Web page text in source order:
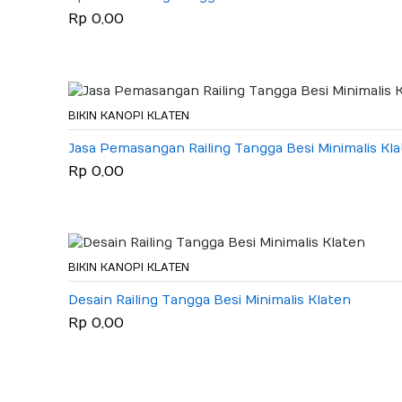
Rp 0,00
BIKIN KANOPI KLATEN
Jasa Pemasangan Railing Tangga Besi Minimalis
Rp 0,00
BIKIN KANOPI KLATEN
Desain Railing Tangga Besi Minimalis Klaten
Rp 0,00